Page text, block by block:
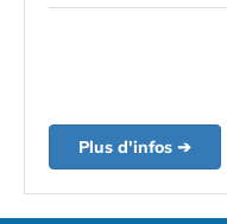
Plus d'infos ➔